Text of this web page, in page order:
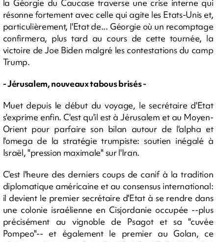
la Géorgie du Caucase traverse une crise interne qui
résonne fortement avec celle qui agite les Etats-Unis et,
particulièrement, l'Etat de... Géorgie où un recomptage
confirmera, plus tard au cours de cette tournée, la
victoire de Joe Biden malgré les contestations du camp
Trump.
- Jérusalem, nouveaux tabous brisés -
Muet depuis le début du voyage, le secrétaire d'Etat
s'exprime enfin. C'est qu'il est à Jérusalem et au Moyen-
Orient pour parfaire son bilan autour de l'alpha et
l'omega de la stratégie trumpiste: soutien inégalé à
Israël, "pression maximale" sur l'Iran.
C'est l'heure des derniers coups de canif à la tradition
diplomatique américaine et au consensus international:
il devient le premier secrétaire d'Etat à se rendre dans
une colonie israélienne en Cisjordanie occupée --plus
précisément au vignoble de Psagot et sa "cuvée
Pompeo"-- et également le premier au Golan, ce